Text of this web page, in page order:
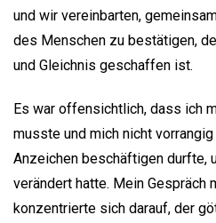
und wir vereinbarten,
des Menschen zu bestätigen,
und Gleichnis geschaffen ist.
Es war offensichtlich, dass ich
musste und mich nicht
Anzeichen beschäftigen durfte,
verändert hatte. Mein Gespräch
konzentrierte sich darauf, der